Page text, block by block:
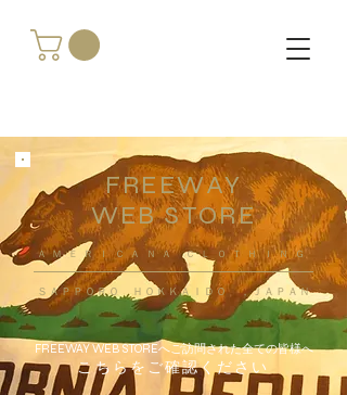
FREEWAY
WEB STORE
​ＡＭＥＲＩＣＡＮＡ ＣＬＯＴＨＩＮＧ
ＳＡＰＰＯＲＯ ＨＯＫＫＡＩＤＯ ，ＪＡＰＡＮ
FREEWAY WEB STOREへご訪問された全ての皆様へ
こちらをご確認ください